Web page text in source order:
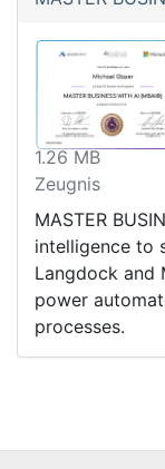
1.26 MB
Zeugnis
MASTER
intelligence to
Langdock and
power
processes.